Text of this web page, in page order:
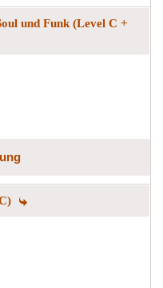
und Funk (Level C +